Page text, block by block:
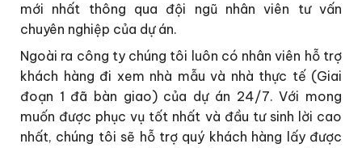
mới nhất thông qua đội ngũ nhân viên tư vấn
chuyên nghiệp của dự án.
Ngoài ra công ty chúng tôi luôn có nhân viên hỗ trợ
khách hàng đi xem nhà mẫu và nhà thực tế (Giai
đoạn 1 đã bàn giao) của dự án 24/7. Với mong
muốn được phục vụ tốt nhất và đầu tư sinh lời cao
nhất, chúng tôi sẽ hỗ trợ quý khách hàng lấy được